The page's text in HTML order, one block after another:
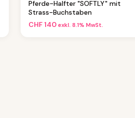
Pferde-Halfter "SOFTLY" mit
Strass-Buchstaben
CHF140exkl. 8.1% MwSt.